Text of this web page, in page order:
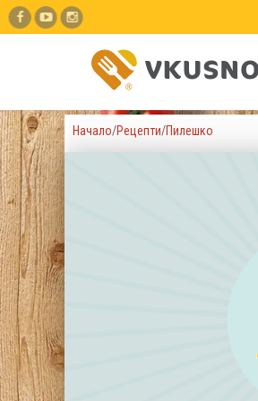
Начало/Рецепти/Пилешко